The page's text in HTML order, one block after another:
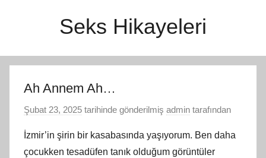
Seks Hikayeleri
Ah Annem Ah…
Şubat 23, 2025 tarihinde gönderilmiş admin tarafından
İzmir’in şirin bir kasabasında yaşıyorum. Ben daha
çocukken tesadüfen tanık olduğum görüntüler